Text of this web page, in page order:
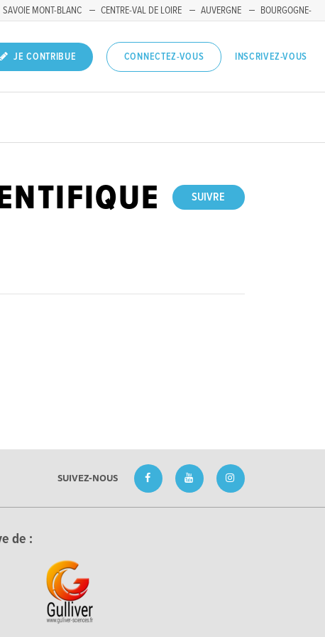
SAVOIE MONT-BLANC CENTRE-VAL DE LOIRE AUVERGNE
BOURGOGNE-
JE CONTRIBUE CONNECTEZ-VOUS INSCRIVEZ-VOUS
SUIVRE
SUIVEZ-NOUS
de :